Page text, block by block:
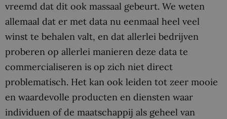
vreemd dat dit ook massaal gebeurt. We weten
allemaal dat er met data nu eenmaal heel veel
winst te behalen valt, en dat allerlei bedrijven
proberen op allerlei manieren deze data te
commercialiseren is op zich niet direct
problematisch. Het kan ook leiden tot zeer mooie
en waardevolle producten en diensten waar
individuen of de maatschappij als geheel van